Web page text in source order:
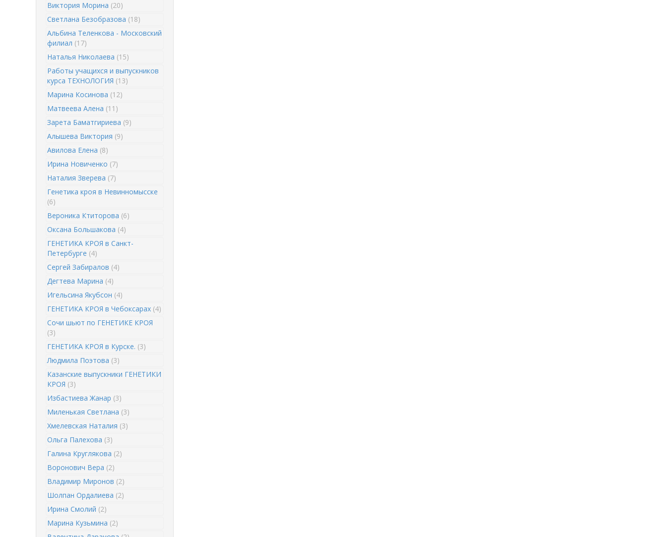
Виктория Морина (20)
Светлана Безобразова (18)
Альбина Теленкова - Московский
филиал (17)
Наталья Николаева (15)
Работы учащихся и выпускников
курса ТЕХНОЛОГИЯ (13)
Марина Косинова (12)
Матвеева Алена (11)
Зарета Баматгириева (9)
Алышева Виктория (9)
Авилова Елена (8)
Ирина Новиченко (7)
Наталия Зверева (7)
Генетика кроя в Невинномысске
(6)
Вероника Ктиторова (6)
Оксана Большакова (4)
ГЕНЕТИКА КРОЯ в Санкт-
Петербурге (4)
Сергей Забиралов (4)
Дегтева Марина (4)
Игельсина Якубсон (4)
ГЕНЕТИКА КРОЯ в Чебоксарах (4)
Сочи шьют по ГЕНЕТИКЕ КРОЯ
(3)
ГЕНЕТИКА КРОЯ в Курске. (3)
Людмила Поэтова (3)
Казанские выпускники ГЕНЕТИКИ
КРОЯ (3)
Избастиева Жанар (3)
Миленькая Светлана (3)
Хмелевская Наталия (3)
Ольга Палехова (3)
Галина Круглякова (2)
Воронович Вера (2)
Владимир Миронов (2)
Шолпан Ордалиева (2)
Ирина Смолий (2)
Марина Кузьмина (2)